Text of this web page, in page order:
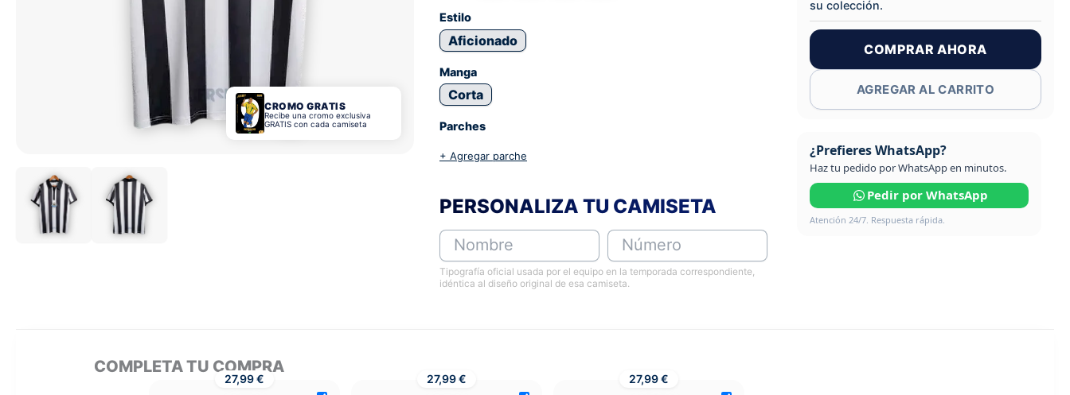
CROMO GRATIS
Recibe una cromo exclusiva
GRATIS con cada camiseta
Estilo
Aficionado
Manga
Corta
Parches
+ Agregar parche
PERSONALIZA TU CAMISETA
Nombre Número
Tipografía oficial usada por el equipo en la temporada correspondiente,
idéntica al diseño original de esa camiseta.
su colección.
COMPRAR AHORA
AGREGAR AL CARRITO
¿Prefieres WhatsApp?
Haz tu pedido por WhatsApp en minutos.
Pedir por WhatsApp
Atención 24/7. Respuesta rápida.
COMPLETA TU COMPRA
27,99 € 27,99 € 27,99 €